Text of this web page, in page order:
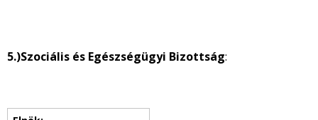
5.)Szociális és Egészségügyi Bizottság: